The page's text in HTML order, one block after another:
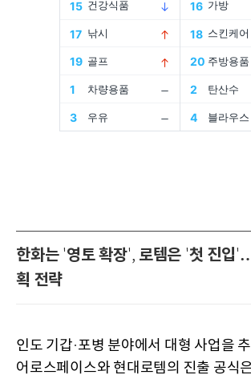
한화는 '영토 확장', 로템은 '첫 진입'
획 전략
인도 기갑·포병 분야에서 대형 사업을
어로스페이스와 현대로템의 진출 공식